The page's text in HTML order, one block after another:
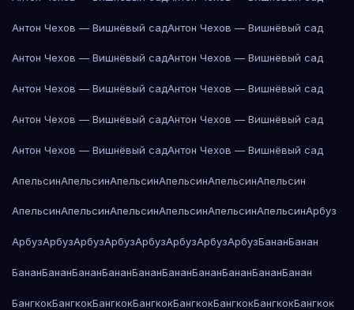
Антон Чехов — Вишнёвый садАнтон Чехов — Вишнёвый сад
Антон Чехов — Вишнёвый садАнтон Чехов — Вишнёвый сад
Антон Чехов — Вишнёвый садАнтон Чехов — Вишнёвый сад
Антон Чехов — Вишнёвый садАнтон Чехов — Вишнёвый сад
Антон Чехов — Вишнёвый садАнтон Чехов — Вишнёвый сад
АпельсинАпельсинАпельсинАпельсинАпельсинАпельсин
АпельсинАпельсинАпельсинАпельсинАпельсинАпельсинАрбуз
АрбузАрбузАрбузАрбузАрбузАрбузАрбузАрбузБананБанан
БананБананБананБананБананБананБананБананБананБанан
БангкокБангкокБангкокБангкокБангкокБангкокБангкокБангкок